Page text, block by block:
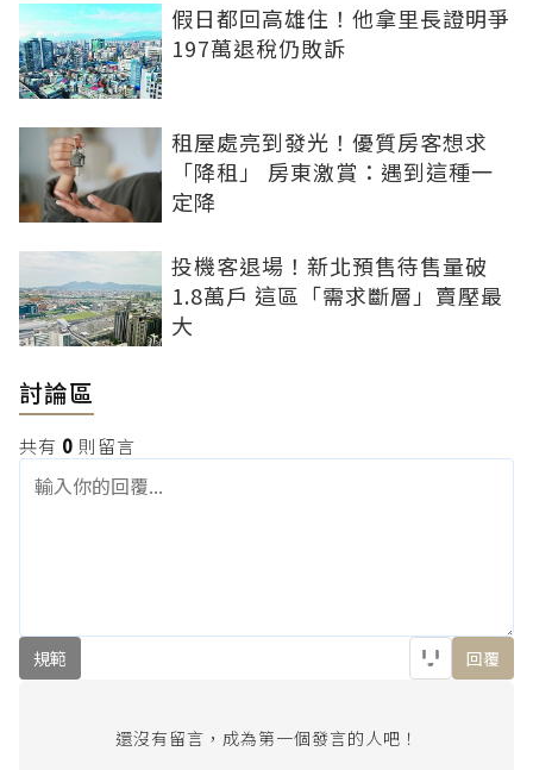
假日都回高雄住！他拿里長證明爭
197萬退稅仍敗訴
租屋處亮到發光！優質房客想求
「降租」 房東激賞：遇到這種一
定降
投機客退場！新北預售待售量破
1.8萬戶 這區「需求斷層」賣壓最
大
討論區
共有 0 則留言
規範 回覆
還沒有留言，成為第一個發言的人吧！